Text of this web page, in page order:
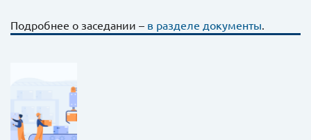
Подробнее о заседании – в разделе документы.